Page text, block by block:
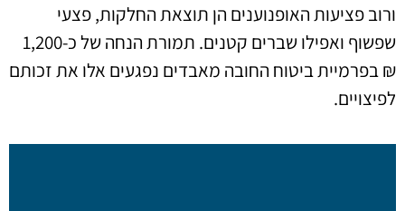
ורוב פציעות האופנוענים הן תוצאת החלקות, פצעי
שפשוף ואפילו שברים קטנים. תמורת הנחה של כ-1,200
₪ בפרמיית ביטוח החובה מאבדים נפגעים אלו את זכותם
לפיצויים.